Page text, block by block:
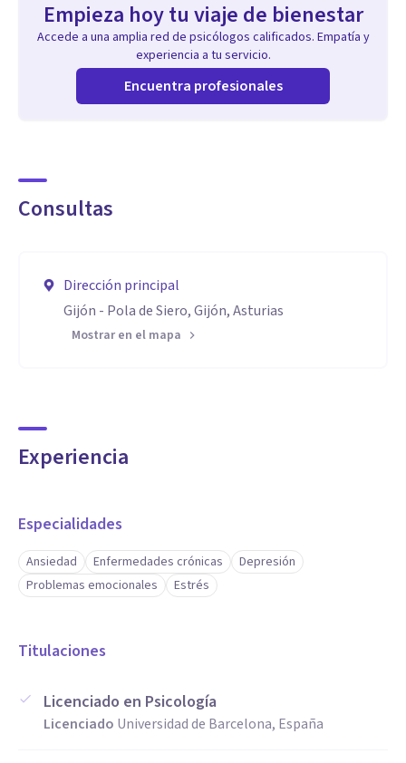
Empieza hoy tu viaje de bienestar
Accede a una amplia red de psicólogos calificados. Empatía y
experiencia a tu servicio.
Encuentra profesionales
Consultas
Dirección principal
Gijón - Pola de Siero, Gijón, Asturias
Mostrar en el mapa
Experiencia
Especialidades
Ansiedad Enfermedades crónicas
Depresión
Problemas emocionales
Estrés
Titulaciones
Licenciado en Psicología
Licenciado Universidad de Barcelona, España